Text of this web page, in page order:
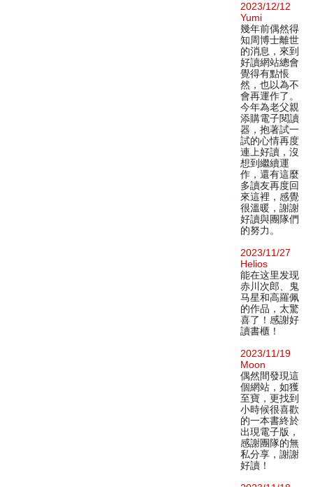
2023/12/12
Yumi
幾年前偶然得
知周博士離世
的消息，來到
好讀網站總會
覺得有點悵
然，也以為不
會再運作了。
今年為老父親
添購電子閱讀
器，抱著試一
試的心情再度
連上好讀，沒
想到繼續運
作，還有這麼
多讀友再度回
來這裡，感覺
很溫暖，謝謝
好讀與團隊們
的努力。
2023/11/27
Helios
能在这里发现
赤川次郎、鬼
马星和高羅佩
的作品，太驚
喜了！感謝好
讀書櫃！
2023/11/19
Moon
偶然間發現這
個網站，如獲
至寶，更找到
小時候很喜歡
的一本書終於
出現電子版，
感謝團隊的無
私分享，謝謝
好讀！